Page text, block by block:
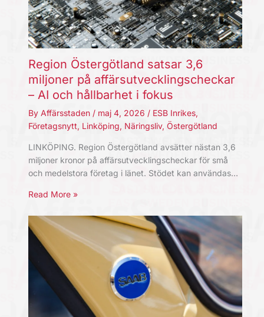
Region Östergötland satsar 3,6
miljoner på affärsutvecklingscheckar
– AI och hållbarhet i fokus
By Affärsstaden / maj 4, 2026 / ESB Inrikes,
Företagsnytt, Linköping, Näringsliv, Östergötland
LINKÖPING. Region Östergötland avsätter nästan 3,6
miljoner kronor på affärsutvecklingscheckar för små
och medelstora företag i länet. Stödet kan användas…
Read More »